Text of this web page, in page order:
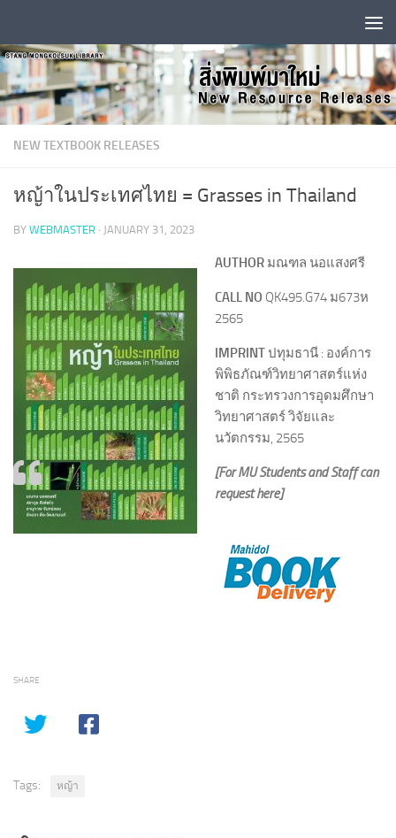
NEW TEXTBOOK RELEASES
หญ้าในประเทศไทย = Grasses in Thailand
BY WEBMASTER · JANUARY 31, 2023
AUTHOR มณฑล นอแสงศรี
CALL NO QK495.G74 ม673ห
2565
IMPRINTปทุมธานี : องค์การ
พิพิธภัณฑ์วิทยาศาสตร์แห่ง
ชาติ กระทรวงการอุดมศึกษา
วิทยาศาสตร์ วิจัยและ
นวัตกรรม, 2565
[For MU Students and Staff can
request here]
SHARE
Tags: หญ้า